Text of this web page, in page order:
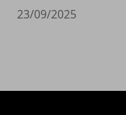
23/09/2025